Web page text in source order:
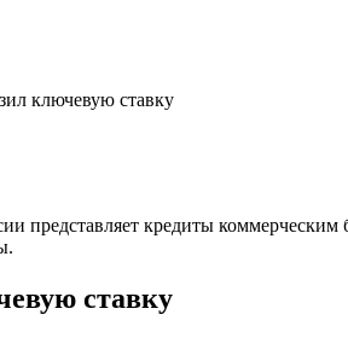
ключевую ставку
представляет кредиты
ставку